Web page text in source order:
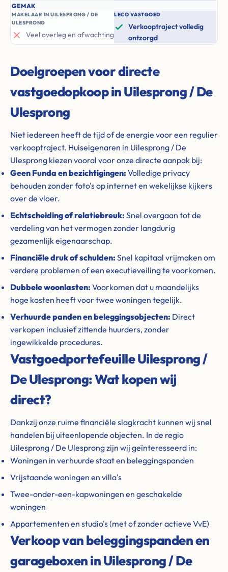
GEMAK
MAKELAAR IN UILESPRONG / DE
ULESPRONG
Veel overleg en afwachting
LECO VASTGOED
Verkooptraject volledig
ontzorgd
Doelgroepen voor directe
vastgoedopkoop in Uilesprong / De
Ulesprong
Niet iedereen heeft de tijd of de energie voor een regulier
verkooptraject. Huiseigenaren in Uilesprong / De
Ulesprong kiezen vooral voor onze directe aanpak bij:
Geen Funda en bezichtigingen: Volledige privacy
behouden zonder foto's op internet en wekelijkse kijkers
over de vloer.
Echtscheiding of relatiebreuk: Snel overgaan tot de
verdeling van het vermogen zonder langdurig
gezamenlijk eigenaarschap.
Financiële druk of schulden: Snel kapitaal vrijmaken om
verdere problemen of een executieveiling te voorkomen.
Dubbele woonlasten: Voorkomen dat u maandelijks
hoge kosten heeft voor twee woningen tegelijk.
Verhuurde panden en beleggingsobjecten: Direct
verkopen inclusief zittende huurders, zonder
ingewikkelde procedures.
Vastgoedportefeuille Uilesprong /
De Ulesprong: Wat kopen wij
direct?
Dankzij onze ruime financiële slagkracht kunnen wij snel
handelen bij uiteenlopende objecten. In de regio
Uilesprong / De Ulesprong zijn wij geïnteresseerd in:
Woningen in verhuurde staat en beleggingspanden
Vrijstaande woningen en villa's
Twee-onder-een-kapwoningen en geschakelde
woningen
Appartementen en studio's (met of zonder actieve VvE)
Verkoop van beleggingspanden en
garageboxen in Uilesprong / De